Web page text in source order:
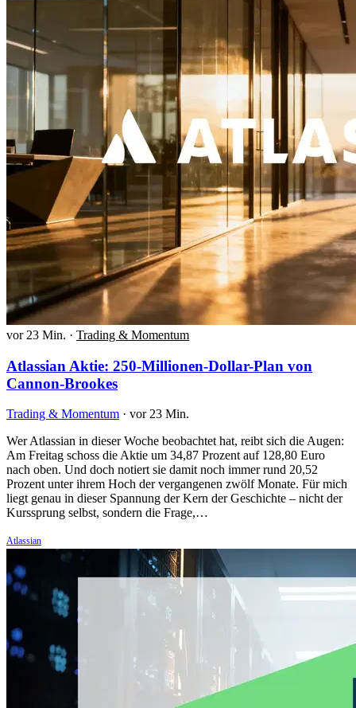
vor 23 Min. · Trading & Momentum
Atlassian Aktie: 250-Millionen-Dollar-Plan von
Cannon-Brookes
Trading & Momentum · vor 23 Min.
Wer Atlassian in dieser Woche beobachtet hat, reibt sich die Augen:
Am Freitag schoss die Aktie um 34,87 Prozent auf 128,80 Euro
nach oben. Und doch notiert sie damit noch immer rund 20,52
Prozent unter ihrem Hoch der vergangenen zwölf Monate. Für mich
liegt genau in dieser Spannung der Kern der Geschichte – nicht der
Kurssprung selbst, sondern die Frage,…
Atlassian